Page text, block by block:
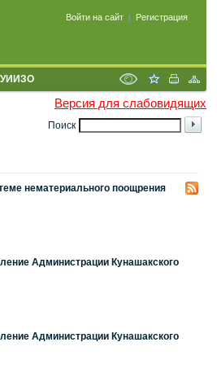
Войти на сайт | Регистрация
УИИЗО
Версия для слабовидящих
Поиск
нематериального поощрения
Администрации Кунашакского
Администрации Кунашакского